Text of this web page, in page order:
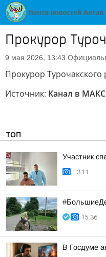
Прокурор
9 мая 2026, 13:43
Прокурор Турочакского
Источник: Канал в
ТОП
Участник
13:11
15:36
В Госдуме